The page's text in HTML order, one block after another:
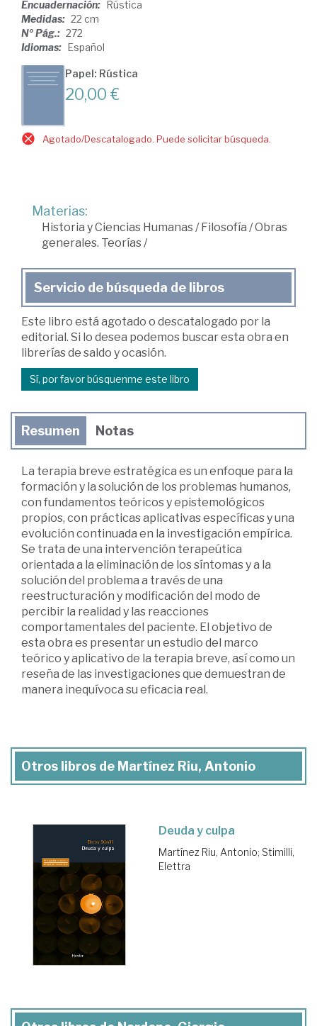
Encuadernación: Rústica
Medidas: 22 cm
Nº Pág.: 272
Idiomas: Español
Papel: Rústica
20,00 €
Agotado/Descatalogado. Puede solicitar búsqueda.
Materias:
Historia y Ciencias Humanas/Filosofía /Obras
generales. Teorías/
Servicio de búsqueda de libros
Este libro está agotado o descatalogado por la
editorial. Si lo desea podemos buscar esta obra en
librerías de saldo y ocasión.
Sí, por favor búsquenme este libro
Resumen Notas
La terapia breve estratégica es un enfoque para la
formación y la solución de los problemas humanos,
con fundamentos teóricos y epistemológicos
propios, con prácticas aplicativas específicas y una
evolución continuada en la investigación empírica.
Se trata de una intervención terapeútica
orientada a la eliminación de los síntomas y a la
solución del problema a través de una
reestructuración y modificación del modo de
percibir la realidad y las reacciones
comportamentales del paciente. El objetivo de
esta obra es presentar un estudio del marco
teórico y aplicativo de la terapia breve, así como un
reseña de las investigaciones que demuestran de
manera inequívoca su eficacia real.
Otros libros de Martínez Riu, Antonio
Deuda y culpa
Martínez Riu, Antonio; Stimilli,
Elettra